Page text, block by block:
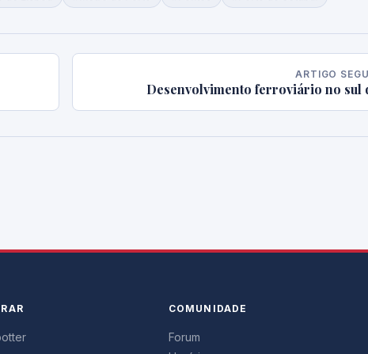
ARTIGO
Desenvolvimento ferroviário no sul
COMUNIDADE
Forum